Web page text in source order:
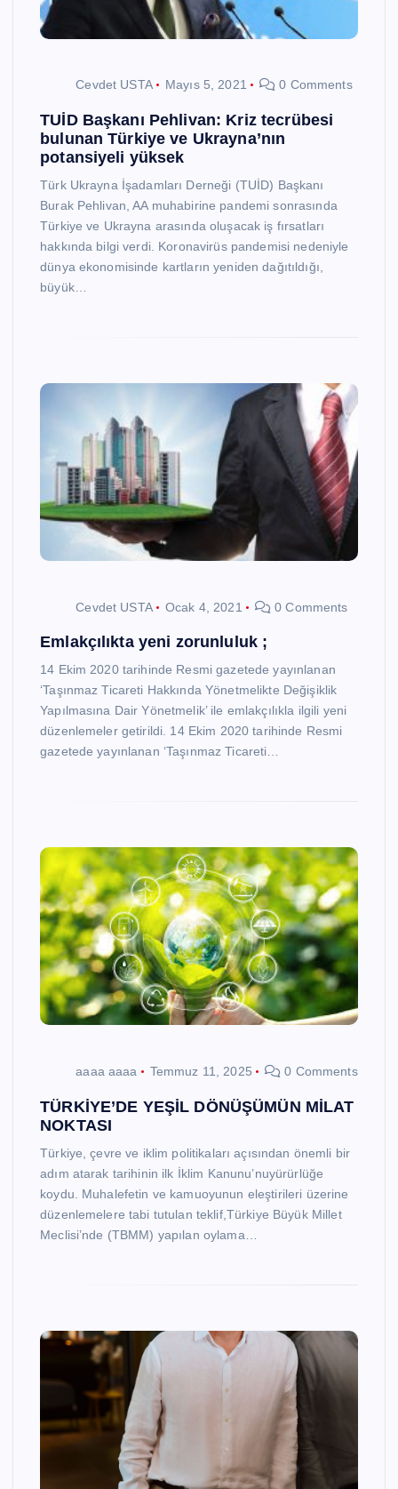
Cevdet USTA Mayıs 5, 2021 0 Comments
TUİD Başkanı Pehlivan: Kriz tecrübesi
bulunan Türkiye ve Ukrayna’nın
potansiyeli yüksek
Türk Ukrayna İşadamları Derneği (TUİD) Başkanı
Burak Pehlivan, AA muhabirine pandemi sonrasında
Türkiye ve Ukrayna arasında oluşacak iş fırsatları
hakkında bilgi verdi. Koronavirüs pandemisi nedeniyle
dünya ekonomisinde kartların yeniden dağıtıldığı,
büyük…
Cevdet USTA Ocak 4, 2021 0 Comments
Emlakçılıkta yeni zorunluluk ;
14 Ekim 2020 tarihinde Resmi gazetede yayınlanan
‘Taşınmaz Ticareti Hakkında Yönetmelikte Değişiklik
Yapılmasına Dair Yönetmelik’ ile emlakçılıkla ilgili yeni
düzenlemeler getirildi. 14 Ekim 2020 tarihinde Resmi
gazetede yayınlanan ‘Taşınmaz Ticareti…
aaaa aaaa Temmuz 11, 2025 0 Comments
TÜRKİYE’DE YEŞİL DÖNÜŞÜMÜN MİLAT
NOKTASI
Türkiye, çevre ve iklim politikaları açısından önemli bir
adım atarak tarihinin ilk İklim Kanunu’nuyürürlüğe
koydu. Muhalefetin ve kamuoyunun eleştirileri üzerine
düzenlemelere tabi tutulan teklif,Türkiye Büyük Millet
Meclisi’nde (TBMM) yapılan oylama…